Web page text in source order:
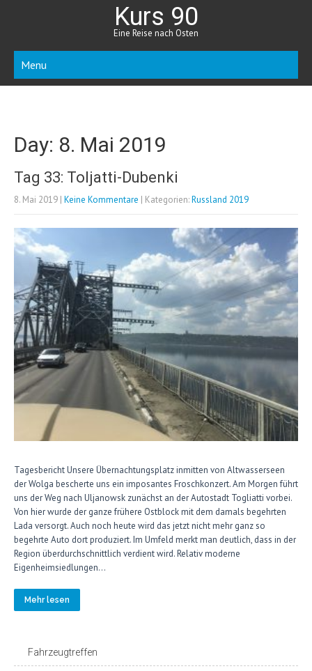
Kurs 90
Eine Reise nach Osten
Menu
Day: 8. Mai 2019
Tag 33: Toljatti-Dubenki
8. Mai 2019 | Keine Kommentare | Kategorien:Russland 2019
Tagesbericht Unsere Übernachtungsplatz inmitten von Altwasserseen
der Wolga bescherte uns ein imposantes Froschkonzert. Am Morgen führt
uns der Weg nach Uljanowsk zunächst an der Autostadt Togliatti vorbei.
Von hier wurde der ganze frühere Ostblock mit dem damals begehrten
Lada versorgt. Auch noch heute wird das jetzt nicht mehr ganz so
begehrte Auto dort produziert. Im Umfeld merkt man deutlich, dass in der
Region überdurchschnittlich verdient wird. Relativ moderne
Eigenheimsiedlungen…
Mehr lesen
Fahrzeugtreffen